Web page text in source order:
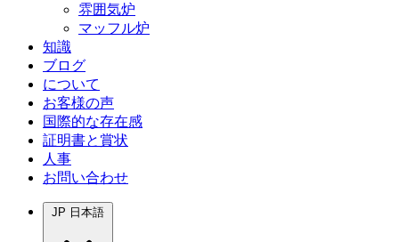
雰囲気炉
マッフル炉
知識
ブログ
について
お客様の声
国際的な存在感
証明書と賞状
人事
お問い合わせ
JP 日本語